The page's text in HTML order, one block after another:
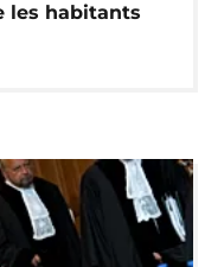
les habitants